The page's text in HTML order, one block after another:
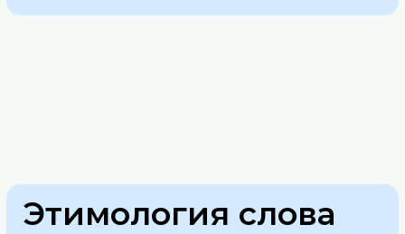
Этимология слова